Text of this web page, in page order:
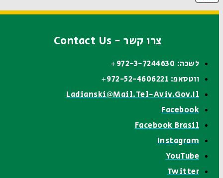
צרו קשר - Contact Us
לשכה: 972-3-7244630+
ווטסאפ: 972-52-4606221+
Ladianski@mail.tel-Aviv.gov.il
Facebook
Facebook Brasil
Instagram
YouTube
Twitter